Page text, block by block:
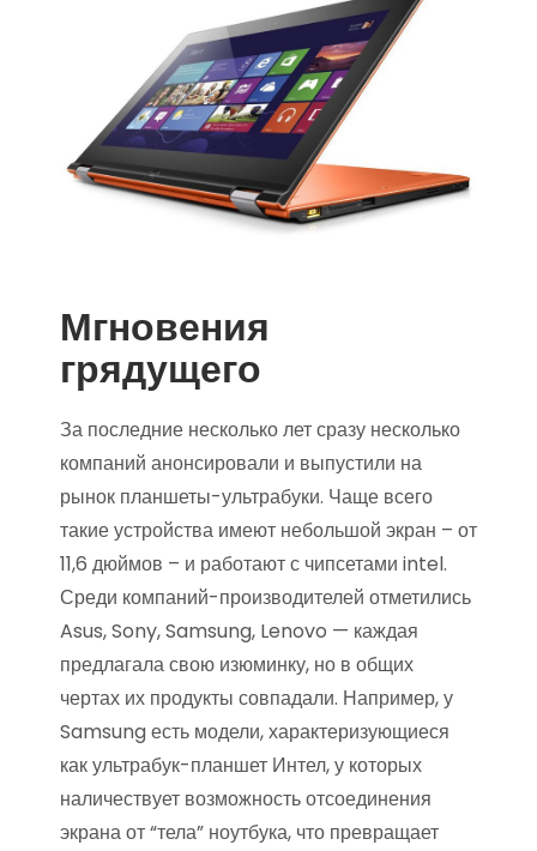
Мгновения
грядущего
За последние несколько лет сразу несколько
компаний анонсировали и выпустили на
рынок планшеты-ультрабуки. Чаще всего
такие устройства имеют небольшой экран – от
11,6 дюймов – и работают с чипсетами intel.
Среди компаний-производителей отметились
Asus, Sony, Samsung, Lenovo — каждая
предлагала свою изюминку, но в общих
чертах их продукты совпадали. Например, у
Samsung есть модели, характеризующиеся
как ультрабук-планшет Интел, у которых
наличествует возможность отсоединения
экрана от “тела” ноутбука, что превращает